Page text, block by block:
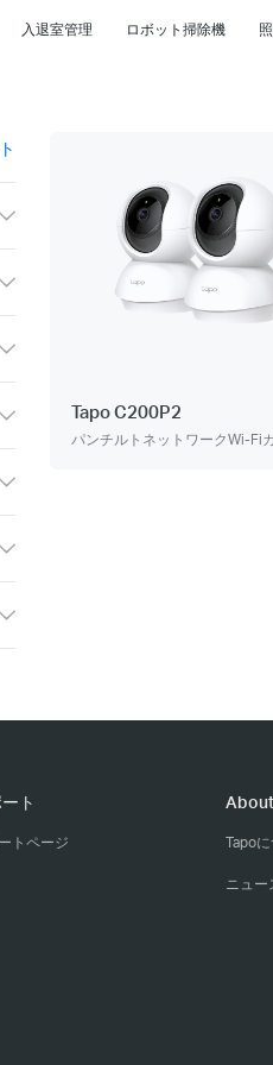
入退室管理 ロボット掃除機
Tapo C200P2
パンチルトネットワークWi-Fi
ト
トページ Tapo
ニュー